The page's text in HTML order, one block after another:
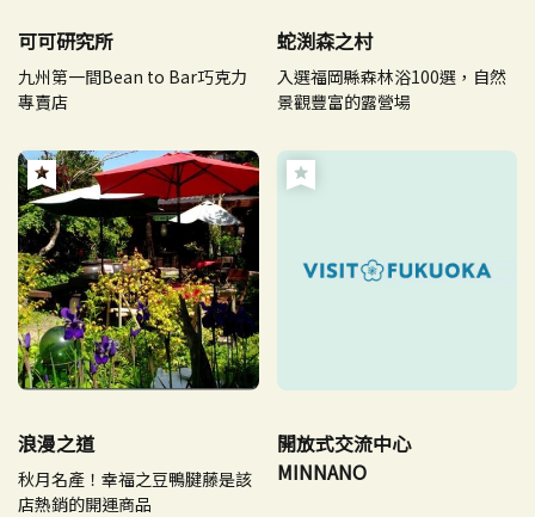
可可研究所
九州第一間Bean to Bar巧克力
專賣店
蛇渕森之村
入選福岡縣森林浴100選，自然
景觀豐富的露營場
浪漫之道
秋月名產！幸福之豆鴨腱藤是該
店熱銷的開運商品
開放式交流中心
MINNANO